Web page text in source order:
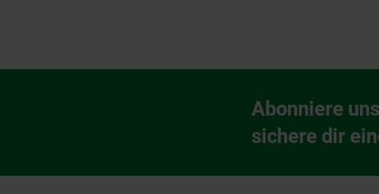
Newsletter
Abonniere
sichere dir